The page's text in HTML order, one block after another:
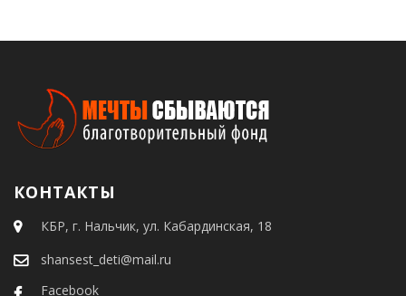
КОНТАКТЫ
КБР, г. Нальчик, ул. Кабардинская, 18
shansest_deti@mail.ru
Facebook